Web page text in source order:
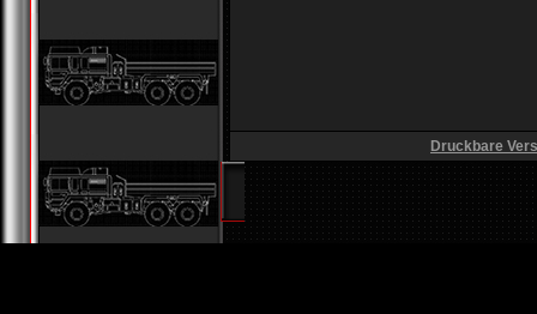
Druckbare